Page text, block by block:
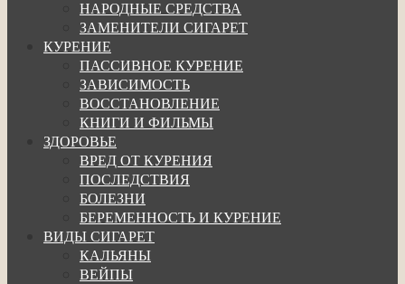
НАРОДНЫЕ СРЕДСТВА
ЗАМЕНИТЕЛИ СИГАРЕТ
КУРЕНИЕ
ПАССИВНОЕ КУРЕНИЕ
ЗАВИСИМОСТЬ
ВОССТАНОВЛЕНИЕ
КНИГИ И ФИЛЬМЫ
ЗДОРОВЬЕ
ВРЕД ОТ КУРЕНИЯ
ПОСЛЕДСТВИЯ
БОЛЕЗНИ
БЕРЕМЕННОСТЬ И КУРЕНИЕ
ВИДЫ СИГАРЕТ
КАЛЬЯНЫ
ВЕЙПЫ